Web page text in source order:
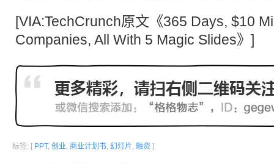
[VIA:TechCrunch原文《365 Days, $10
Companies, All With 5 Magic Slides》]
标签: [ PPT, 创业, 商业计划书, 幻灯片, 融资 ]